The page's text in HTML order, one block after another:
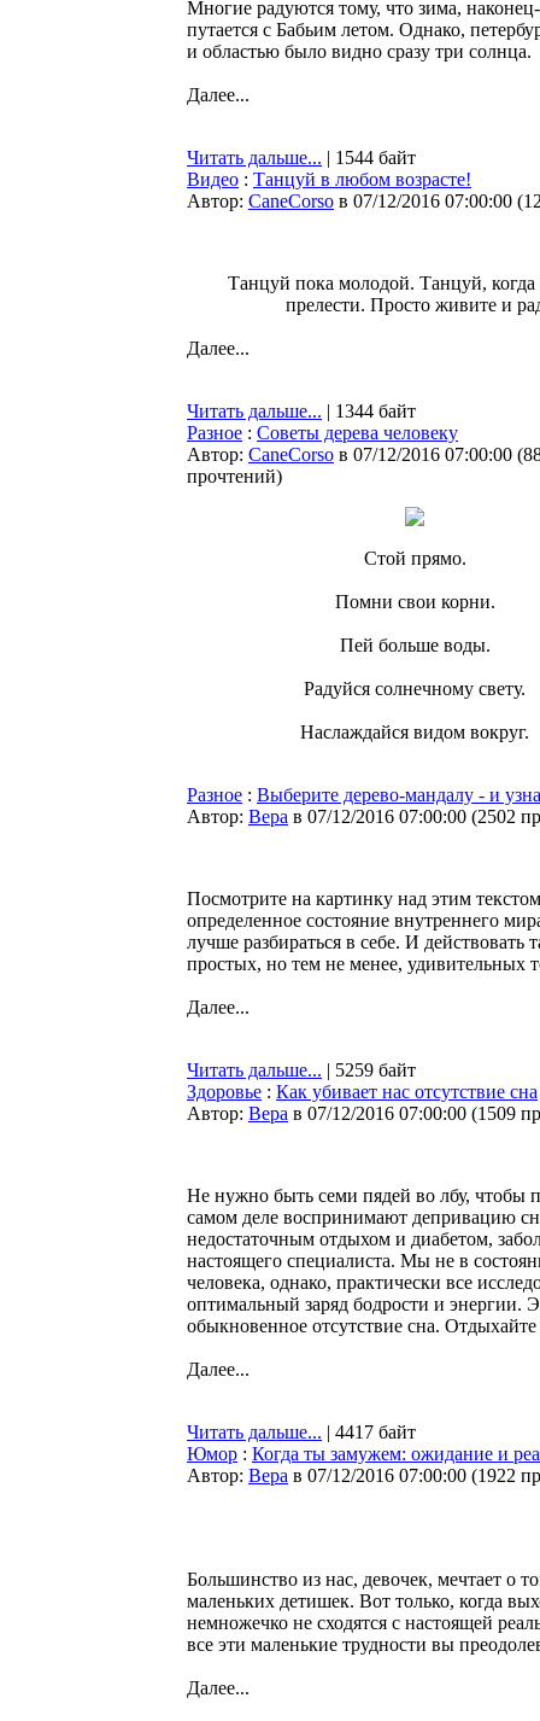
Многие радуются тому, что зима,
путается с Бабьим летом. Однако,
и областью было видно сразу три солнца.
Далее...
Читать дальше... | 1544 байт
Видео : Танцуй в любом возрасте!
Автор: CaneCorso в 07/12/2016 07:00:00 (
Танцуй пока молодой. Танцуй,
прелести. Просто живите и
Далее...
Читать дальше... | 1344 байт
Разное : Советы дерева человеку
Автор: CaneCorso в 07/12/2016 07:00:00 (
прочтений)
Стой прямо.
Помни свои корни.
Пей больше воды.
Радуйся солнечному свету.
Наслаждайся видом вокруг.
Разное : Выберите дерево-мандалу - и
Автор: Bepa в 07/12/2016 07:00:00 (2502
Посмотрите на картинку над этим
определенное состояние внутреннего
лучше разбираться в себе. И
простых, но тем не менее, удивительных
Далее...
Читать дальше... | 5259 байт
Здоровье : Как убивает нас отсутствие сна
Автор: Bepa в 07/12/2016 07:00:00 (1509
Не нужно быть семи пядей во лбу, чтобы
самом деле воспринимают депривацию
недостаточным отдыхом и диабетом,
настоящего специалиста. Мы не в
человека, однако, практически все
оптимальный заряд бодрости и энергии.
обыкновенное отсутствие сна.
Далее...
Читать дальше... | 4417 байт
Юмор : Когда ты замужем: ожидание и
Автор: Bepa в 07/12/2016 07:00:00 (1922
Большинство из нас, девочек, мечтает о
маленьких детишек. Вот только, когда
немножечко не сходятся с настоящей
все эти маленькие трудности вы
Далее...